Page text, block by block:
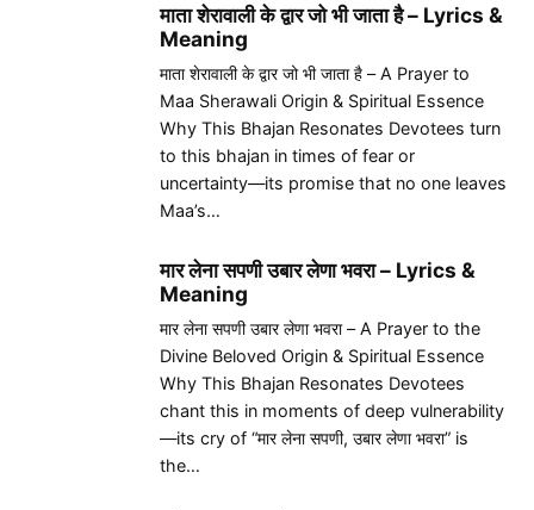
माता शेरावाली के द्वार जो भी जाता है – Lyrics &
Meaning
माता शेरावाली के द्वार जो भी जाता है – A Prayer to
Maa Sherawali Origin & Spiritual Essence
Why This Bhajan Resonates Devotees turn
to this bhajan in times of fear or
uncertainty—its promise that no one leaves
Maa’s…
मार लेना सपणी उबार लेणा भवरा – Lyrics &
Meaning
मार लेना सपणी उबार लेणा भवरा – A Prayer to the
Divine Beloved Origin & Spiritual Essence
Why This Bhajan Resonates Devotees
chant this in moments of deep vulnerability
—its cry of “मार लेना सपणी, उबार लेणा भवरा” is
the…